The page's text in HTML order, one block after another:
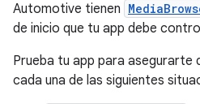
Automotive tienen
de inicio que tu app debe
Prueba tu app para asegurarte
cada una de las siguientes